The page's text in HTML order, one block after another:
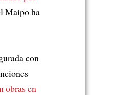
Maipo ha
con
obras en